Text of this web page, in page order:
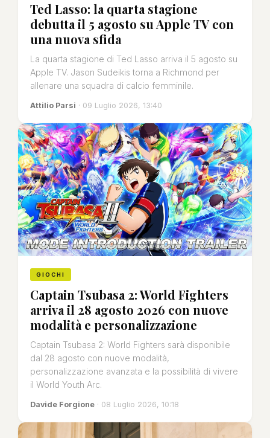
Ted Lasso: la quarta stagione
debutta il 5 agosto su Apple TV con
una nuova sfida
La quarta stagione di Ted Lasso arriva il 5 agosto su
Apple TV. Jason Sudeikis torna a Richmond per
allenare una squadra di calcio femminile.
Attilio Parsi · 09 Luglio 2026, 13:40
GIOCHI
Captain Tsubasa 2: World Fighters
arriva il 28 agosto 2026 con nuove
modalità e personalizzazione
Captain Tsubasa 2: World Fighters sarà disponibile
dal 28 agosto con nuove modalità,
personalizzazione avanzata e la possibilità di vivere
il World Youth Arc.
Davide Forgione · 08 Luglio 2026, 10:18